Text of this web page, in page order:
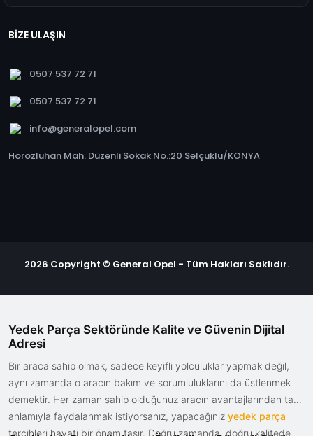
BİZE ULAŞIN
0507 537 72 71
0507 537 72 71
info@generalopel.com
Horozluhan Mah. Düzenli Sokak No.:20 Selçuklu/KONYA
2026 Copyright © General Opel - Tüm Hakları Saklıdır.
Yedek Parça Sektöründe Kalite ve Güvenin Dijital
Adresi
Bir araca sahip olmak, sadece keyifli yolculuklar yapmak değil,
aynı zamanda o aracın bakım ve sorumluluklarını da üstlenmek
demektir. Her zaman sahip olduğunuz aracın avantajlarından tam
anlamıyla faydalanmak istiyorsanız, yapacağınız yedek parça
tercihleri hayati bir önem taşır. Doğru zamanda, doğru kalitede